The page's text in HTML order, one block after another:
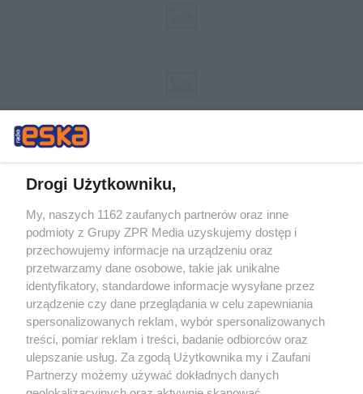
Żaden utwór zamieszczony w serwisie nie może być powielany i
rozpowszechniany lub dalej rozpowszechniany w jakikolwiek sposób (w
tym także elektroniczny lub mechaniczny) na jakimkolwiek polu
eksploatacji w jakiejkolwiek formie, włącznie z umieszczaniem w
Internecie bez pisemnej zgody właściciela praw. Jakiekolwiek użycie lub
wykorzystanie utworów w całości lub w części z naruszeniem prawa,
tzn. bez właściwej zgody, jest zabronione pod groźbą kary i może być
ścigane prawnie.
Drogi Użytkowniku,
My, naszych 1162 zaufanych partnerów oraz inne
podmioty z Grupy ZPR Media uzyskujemy dostęp i
przechowujemy informacje na urządzeniu oraz
przetwarzamy dane osobowe, takie jak unikalne
identyfikatory, standardowe informacje wysyłane przez
urządzenie czy dane przeglądania w celu zapewniania
spersonalizowanych reklam, wybór spersonalizowanych
treści, pomiar reklam i treści, badanie odbiorców oraz
ulepszanie usług. Za zgodą Użytkownika my i Zaufani
Partnerzy możemy używać dokładnych danych